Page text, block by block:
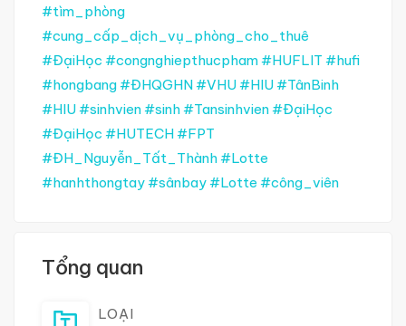
#tìm_phòng
#cung_cấp_dịch_vụ_phòng_cho_thuê
#ĐạiHọc #congnghiepthucpham#HUFLIT #hufi
#hongbang#ĐHQGHN#VHU#HIU#TânBinh
#HIU#sinhvien#sinh#Tansinhvien#ĐạiHọc
#ĐạiHọc #HUTECH#FPT
#ĐH_Nguyễn_Tất_Thành#Lotte
#hanhthongtay#sânbay#Lotte #công_viên
Tổng quan
LOẠI